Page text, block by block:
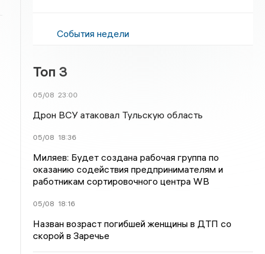
События недели
Топ 3
05/08 23:00
Дрон ВСУ атаковал Тульскую область
05/08 18:36
Миляев: Будет создана рабочая группа по
оказанию содействия предпринимателям и
работникам сортировочного центра WB
05/08 18:16
Назван возраст погибшей женщины в ДТП со
скорой в Заречье